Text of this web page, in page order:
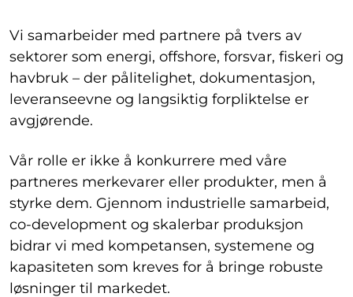
Vi samarbeider med partnere på tvers av
sektorer som energi, offshore, forsvar, fiskeri og
havbruk – der pålitelighet, dokumentasjon,
leveranseevne og langsiktig forpliktelse er
avgjørende.
Vår rolle er ikke å konkurrere med våre
partneres merkevarer eller produkter, men å
styrke dem. Gjennom industrielle samarbeid,
co-development og skalerbar produksjon
bidrar vi med kompetansen, systemene og
kapasiteten som kreves for å bringe robuste
løsninger til markedet.